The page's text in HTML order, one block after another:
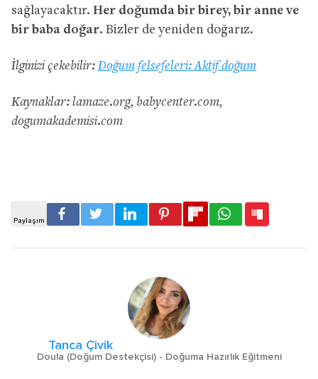
sağlayacaktır. Her doğumda bir birey, bir anne ve
bir baba doğar. Bizler de yeniden doğarız.
İlginizi çekebilir: Doğum felsefeleri: Aktif doğum
Kaynaklar: lamaze.org, babycenter.com,
dogumakademisi.com
Tanca Çivik
Doula (Doğum Destekçisi) - Doğuma Hazırlık Eğitmeni